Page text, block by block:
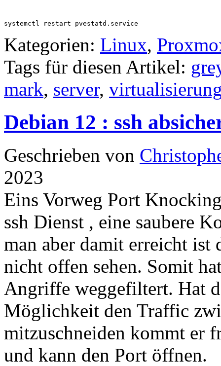
systemctl restart pvestatd.service
Kategorien: Linux,
Tags für diesen Artikel:
mark, server,
Debian 12 : ssh
Geschrieben von
2023
Eins Vorweg Port
ssh Dienst , eine saubere
man aber damit erreicht ist
nicht offen sehen. Somit
Angriffe weggefiltert. Hat
Möglichkeit den Traffic
mitzuschneiden kommt er
und kann den Port öffnen.